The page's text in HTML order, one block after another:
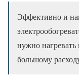
Эффективно и
нужно нагревать
большому